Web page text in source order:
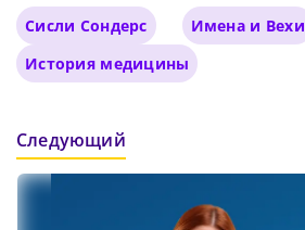
Сисли Сондерс
Имена и Вехи
История медицины
Следующий